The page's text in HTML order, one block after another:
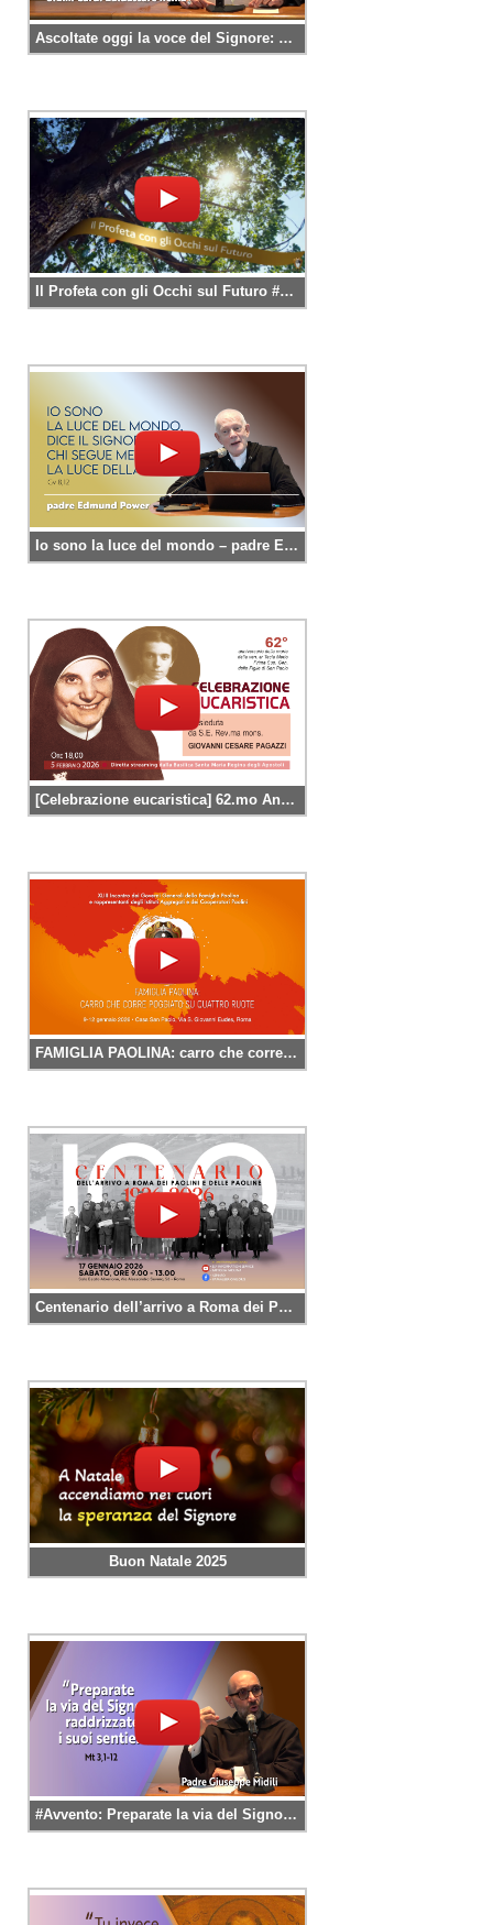
Ascoltate oggi la voce del Signore: non indurite il vostro cuore (#Salmo 95)
Il Profeta con gli Occhi sul Futuro #giacomoalberione
Io sono la luce del mondo – padre Edmund Power
[Celebrazione eucaristica] 62.mo Anniversario della morte della Venerabile sr Tecla Merlo
FAMIGLIA PAOLINA: carro che corre poggiato su quattro ruote
Centenario dell’arrivo a Roma dei Paolini e delle Paoline
Buon Natale 2025
#Avvento: Preparate la via del Signore, raddrizzate i suoi sentieri! – padre Giuseppe Midili